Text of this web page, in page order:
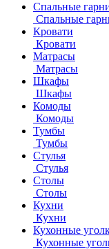
Спальные
Спальные
Кровати
Кровати
Матрасы
Матрасы
Шкафы
Шкафы
Комоды
Комоды
Тумбы
Тумбы
Стулья
Стулья
Столы
Столы
Кухни
Кухни
Кухонные
Кухонные